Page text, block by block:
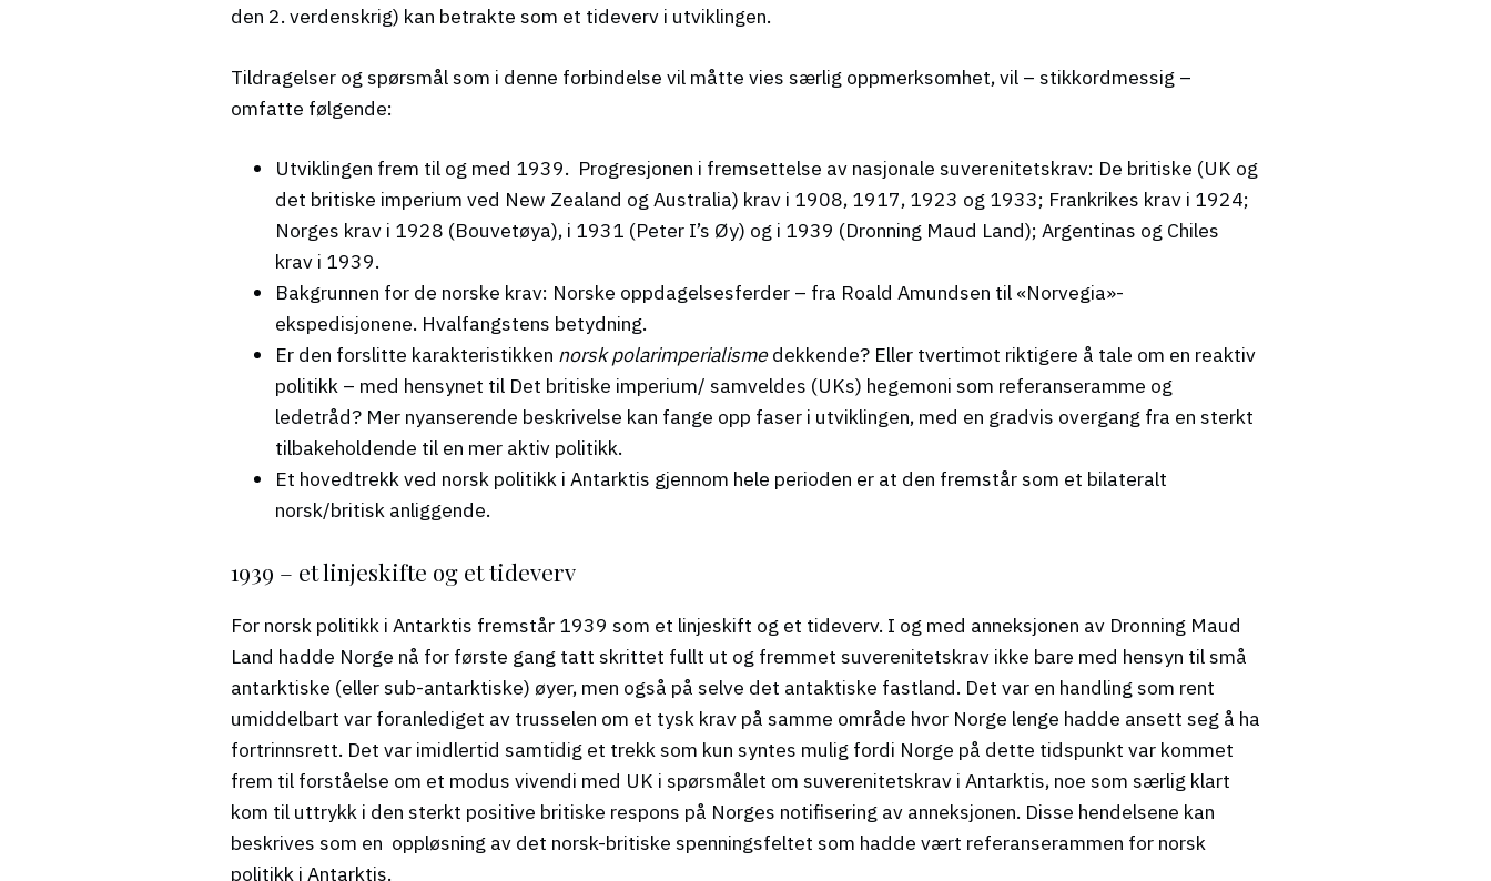
den 2. verdenskrig) kan betrakte som et tideverv i utviklingen.
Tildragelser og spørsmål som i denne forbindelse vil måtte vies særlig oppmerksomhet, vil – stikkordmessig –
omfatte følgende:
Utviklingen frem til og med 1939. Progresjonen i fremsettelse av nasjonale suverenitetskrav: De britiske (UK og
det britiske imperium ved New Zealand og Australia) krav i 1908, 1917, 1923 og 1933; Frankrikes krav i 1924;
Norges krav i 1928 (Bouvetøya), i 1931 (Peter I’s Øy) og i 1939 (Dronning Maud Land); Argentinas og Chiles
krav i 1939.
Bakgrunnen for de norske krav: Norske oppdagelsesferder – fra Roald Amundsen til «Norvegia»-
ekspedisjonene. Hvalfangstens betydning.
Er den forslitte karakteristikken norsk polarimperialismedekkende? Eller tvertimot riktigere å tale om en reaktiv
politikk – med hensynet til Det britiske imperium/ samveldes (UKs) hegemoni som referanseramme og
ledetråd? Mer nyanserende beskrivelse kan fange opp faser i utviklingen, med en gradvis overgang fra en sterkt
tilbakeholdende til en mer aktiv politikk.
Et hovedtrekk ved norsk politikk i Antarktis gjennom hele perioden er at den fremstår som et bilateralt
norsk/britisk anliggende.
1939 – et linjeskifte og et tideverv
For norsk politikk i Antarktis fremstår 1939 som et linjeskift og et tideverv. I og med anneksjonen av Dronning Maud
Land hadde Norge nå for første gang tatt skrittet fullt ut og fremmet suverenitetskrav ikke bare med hensyn til små
antarktiske (eller sub-antarktiske) øyer, men også på selve det antaktiske fastland. Det var en handling som rent
umiddelbart var foranlediget av trusselen om et tysk krav på samme område hvor Norge lenge hadde ansett seg å ha
fortrinnsrett. Det var imidlertid samtidig et trekk som kun syntes mulig fordi Norge på dette tidspunkt var kommet
frem til forståelse om et modus vivendi med UK i spørsmålet om suverenitetskrav i Antarktis, noe som særlig klart
kom til uttrykk i den sterkt positive britiske respons på Norges notifisering av anneksjonen. Disse hendelsene kan
beskrives som en oppløsning av det norsk-britiske spenningsfeltet som hadde vært referanserammen for norsk
politikk i Antarktis.